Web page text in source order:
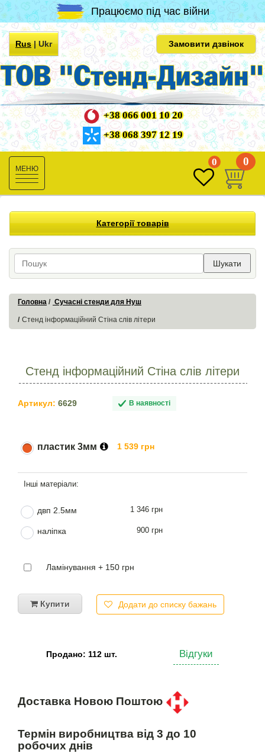
Працюємо під час війни
Rus|Ukr Замовити дзвінок
+38 066 001 10 20
+38 068 397 12 19
Toggle
navigation
0 0
Категорії товарів
Шукати
Головна Сучасні стенди для Нуш
Стенд інформаційний Стіна слів літери
Стенд інформаційний Стіна слів літери
Артикул: 6629 В наявності
пластик 3мм 1 539 грн
двп 2.5мм 1 346 грн
наліпка 900 грн
Ламінування + 150 грн
Купити Додати до списку бажань
Продано: 112 шт. Відгуки
Доставка Новою Поштою
Термін виробництва від 3 до 10
робочих днів